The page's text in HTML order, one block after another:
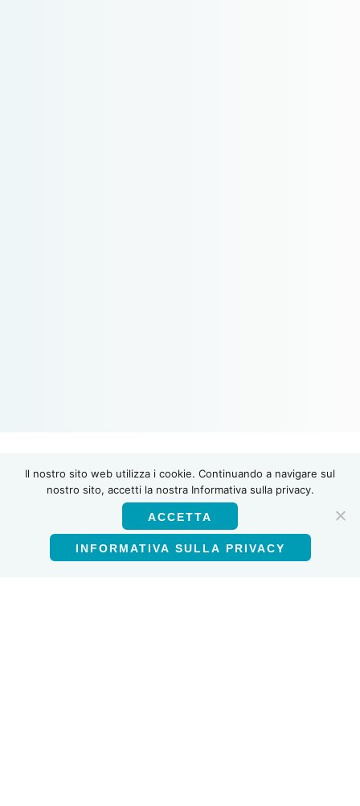
INSTI
Il nostro sito web utilizza i cookie. Continuando a navigare sul
nostro sito, accetti la nostra Informativa sulla privacy.
ACCETTA
INFORMATIVA SULLA PRIVACY
Italiano